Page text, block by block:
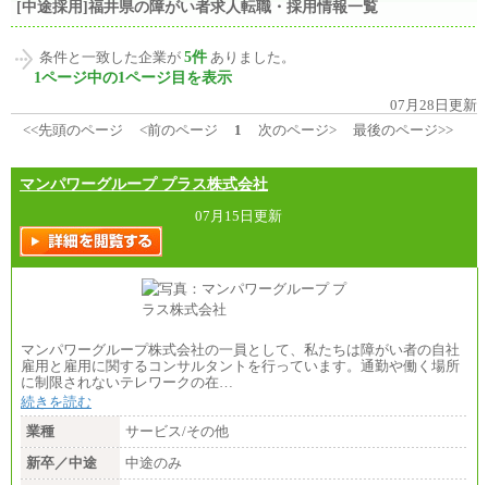
[中途採用]福井県の障がい者求人転職・採用情報一覧
条件と一致した企業が 5件 ありました。
1ページ中の1ページ目を表示
07月28日更新
<<先頭のページ
<前のページ 1 次のページ> 最後のページ>>
マンパワーグループ プラス株式会社
07月15日更新
マンパワーグループ株式会社の一員として、私たちは障がい者の自社
雇用と雇用に関するコンサルタントを行っています。通勤や働く場所
に制限されないテレワークの在…
続きを読む
業種
サービス/その他
新卒／中途
中途のみ